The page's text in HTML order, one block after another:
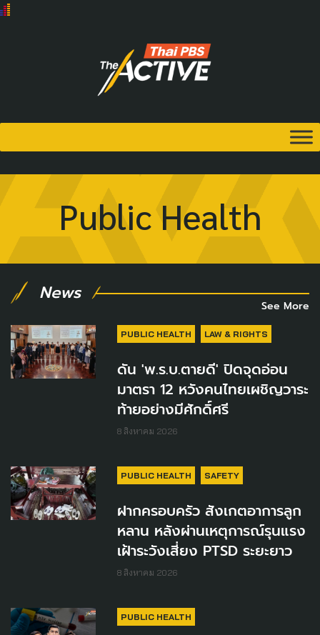
Public Health
News
See More
PUBLIC HEALTH LAW & RIGHTS
ดัน 'พ.ร.บ.ตายดี' ปิดจุดอ่อน
มาตรา 12 หวังคนไทยเผชิญวาระ
ท้ายอย่างมีศักดิ์ศรี
8 สิงหาคม 2026
PUBLIC HEALTH SAFETY
ฝากครอบครัว สังเกตอาการลูก
หลาน หลังผ่านเหตุการณ์รุนแรง
เฝ้าระวังเสี่ยง PTSD ระยะยาว
8 สิงหาคม 2026
PUBLIC HEALTH